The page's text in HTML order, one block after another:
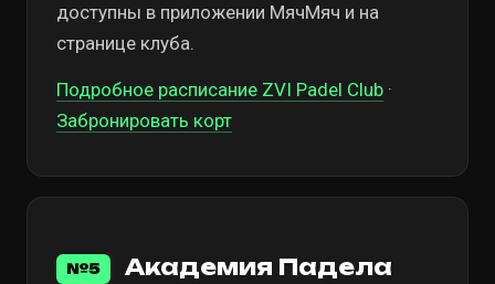
доступны в приложении МячМяч и на
странице клуба.
Подробное расписание ZVI Padel Club ·
Забронировать корт
№5
Академия Падела